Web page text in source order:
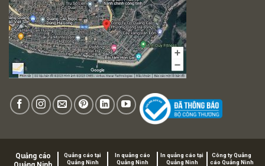
Quảng cáo
Quảng cáo tại
Quảng Ninh
In quảng cáo
Quảng Ninh
In quảng cáo tại
Quảng Ninh
Công ty Quảng
cáo Quảng Ninh